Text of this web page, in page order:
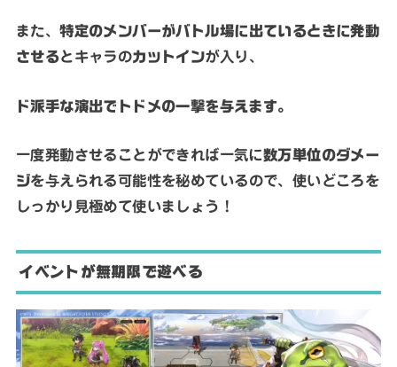
また、特定のメンバーがバトル場に出ているときに発動
させるとキャラのカットインが入り、
ド派手な演出でトドメの一撃を与えます。
一度発動させることができれば一気に数万単位のダメー
ジを与えられる可能性を秘めているので、使いどころを
しっかり見極めて使いましょう！
イベントが無期限で遊べる